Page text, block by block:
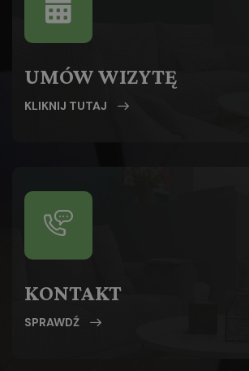
UMÓW WIZYTĘ
KLIKNIJ TUTAJ
KONTAKT
SPRAWDŹ